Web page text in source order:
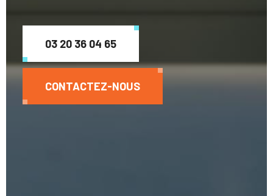
03 20 36 04 65
CONTACTEZ-NOUS